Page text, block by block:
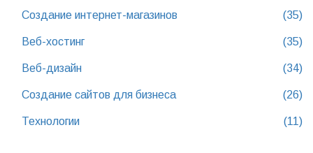
Создание интернет-магазинов (35)
Веб-хостинг (35)
Веб-дизайн (34)
Создание сайтов для бизнеса (26)
Технологии (11)